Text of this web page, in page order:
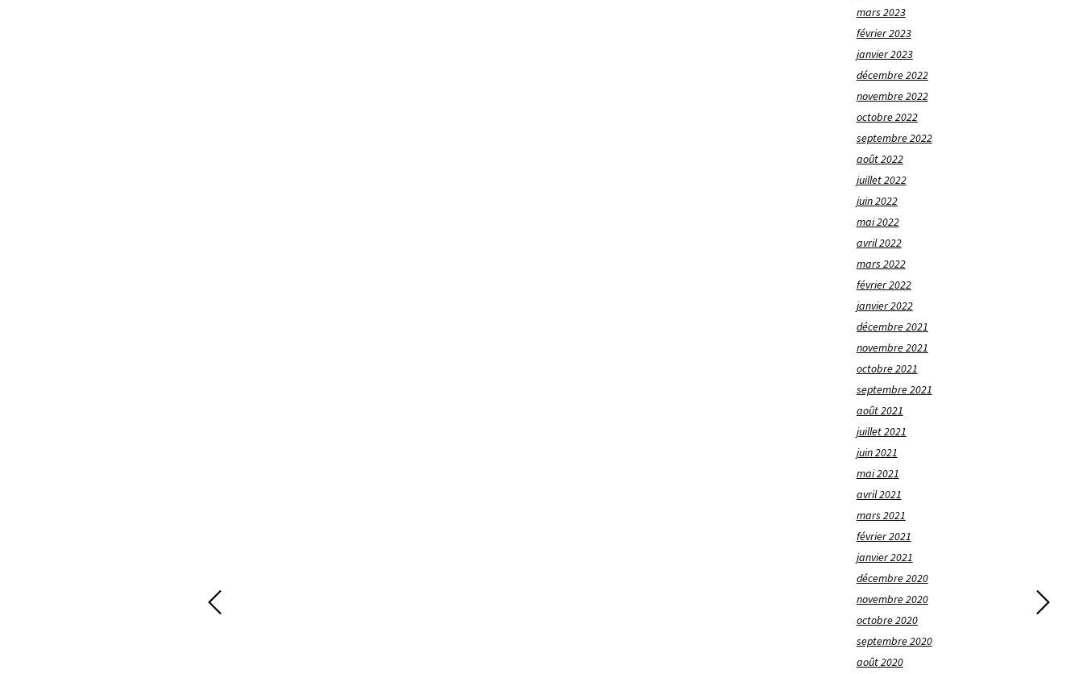
mars 2023
février 2023
janvier 2023
décembre 2022
novembre 2022
octobre 2022
septembre 2022
août 2022
juillet 2022
juin 2022
mai 2022
avril 2022
mars 2022
février 2022
janvier 2022
décembre 2021
novembre 2021
octobre 2021
septembre 2021
août 2021
juillet 2021
juin 2021
mai 2021
avril 2021
mars 2021
février 2021
janvier 2021
décembre 2020
novembre 2020
octobre 2020
septembre 2020
août 2020